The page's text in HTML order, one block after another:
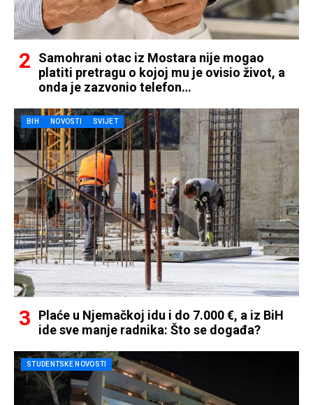
Samohrani otac iz Mostara nije mogao
platiti pretragu o kojoj mu je ovisio život, a
onda je zazvonio telefon…
BIH NOVOSTI SVIJET
Plaće u Njemačkoj idu i do 7.000 €, a iz BiH
ide sve manje radnika: Što se događa?
STUDENTSKE NOVOSTI